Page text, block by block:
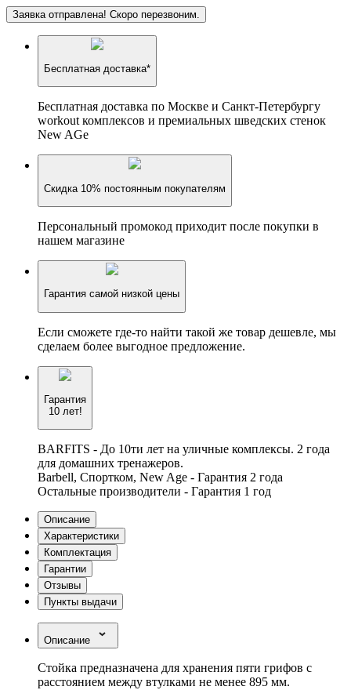
Заявка отправлена! Скоро перезвоним.
Бесплатная доставка*
Бесплатная доставка по Москве и Санкт-Петербургу
workout комплексов и премиальных шведских стенок
New AGe
Скидка 10% постоянным покупателям
Персональный промокод приходит после покупки в
нашем магазине
Гарантия самой низкой цены
Если сможете где-то найти такой же товар дешевле, мы
сделаем более выгодное предложение.
Гарантия
10 лет!
BARFITS - До 10ти лет на уличные комплексы. 2 года
для домашних тренажеров.
Barbell, Спортком, New Age - Гарантия 2 года
Остальные производители - Гарантия 1 год
Описание
Характеристики
Комплектация
Гарантии
Отзывы
Пункты выдачи
Описание
Стойка предназначена для хранения пяти грифов с
расстоянием между втулками не менее 895 мм.